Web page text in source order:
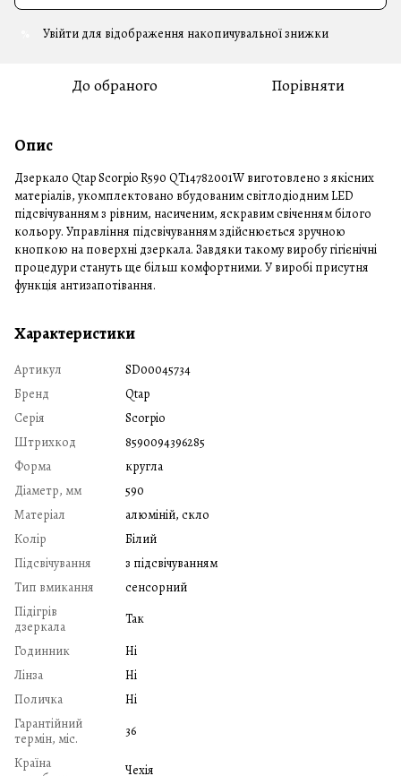
Увійти для відображення накопичувальної знижки
До обраного Порівняти
Опис
Дзеркало Qtap Scorpio R590 QT14782001W виготовлено з якісних
матеріалів, укомплектовано вбудованим світлодіодним LED
підсвічуванням з рівним, насиченим, яскравим свіченням білого
кольору. Управління підсвічуванням здійснюється зручною
кнопкою на поверхні дзеркала. Завдяки такому виробу гігієнічні
процедури стануть ще більш комфортними. У виробі присутня
функція антизапотівання.
Характеристики
Артикул
SD00045734
Бренд
Qtap
Серія
Scorpio
Штрихкод
8590094396285
Форма
кругла
Діаметр, мм
590
Матеріал
алюміній, скло
Колір
Білий
Підсвічування
з підсвічуванням
Тип вмикання
сенсорний
Підігрів
дзеркала
Так
Годинник
Ні
Лінза
Ні
Поличка
Ні
Гарантійний
термін, міс.
36
Країна
Чехія